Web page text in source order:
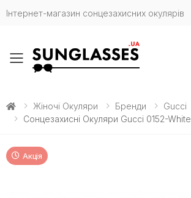
Інтернет-магазин сонцезахисних окулярів
Toggle mobile menu
Жіночі Окуляри Бренди
Gucci
Сонцезахисні Окуляри Gucci 0152-White
Акція